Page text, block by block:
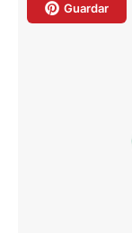
Guardar